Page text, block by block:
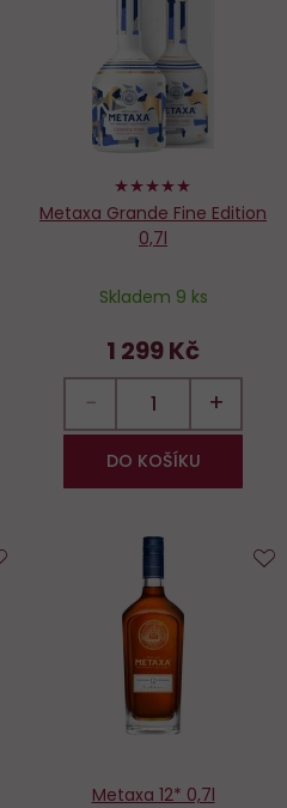
100%
Metaxa Grande Fine Edition
0,7l
Skladem 9 ks
1 299 Kč
− +
DO KOŠÍKU
Metaxa 12* 0,7l